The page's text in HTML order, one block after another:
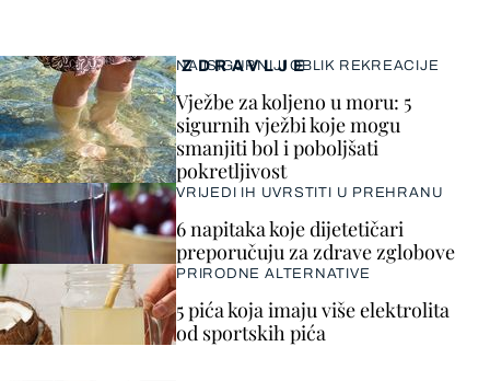
ZDRAVLJE
NAJSIGURNIJI OBLIK REKREACIJE
Vježbe za koljeno u moru: 5
sigurnih vježbi koje mogu
smanjiti bol i poboljšati
pokretljivost
VRIJEDI IH UVRSTITI U PREHRANU
6 napitaka koje dijetetičari
preporučuju za zdrave zglobove
PRIRODNE ALTERNATIVE
5 pića koja imaju više elektrolita
od sportskih pića